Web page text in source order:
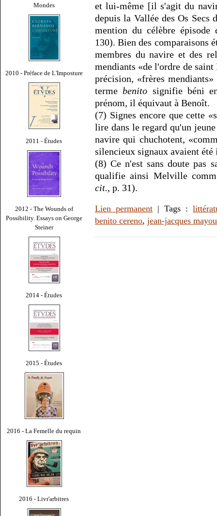
Mondes
2010 - Préface de L'Imposture
2011 - Études
2012 - The Wounds of
Possibility. Essays on George
Steiner
2014 - Études
2015 - Études
2016 - La Femelle du requin
2016 - Livr'arbitres
et lui-même [il s'agit du
depuis la Vallée des Os
mention du célèbre épisode
130). Bien des comparaisons
membres du navire et des
mendiants «de l'ordre de saint
précision, «frères
termebenito signifie béni
prénom, il équivaut à Benoît.
(7) Signes encore que cette
lire dans le regard qu'un
navire qui chuchotent,
silencieux signaux avaient été
(8) Ce n'est sans doute pas
qualifie ainsi Melville
cit., p. 31).
Lien permanent | Tags :
benito cereno, jean-jacques